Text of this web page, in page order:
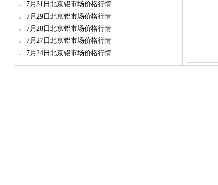
7月31日北京铝市场价格行情
7月29日北京铝市场价格行情
7月28日北京铝市场价格行情
7月27日北京铝市场价格行情
7月24日北京铝市场价格行情